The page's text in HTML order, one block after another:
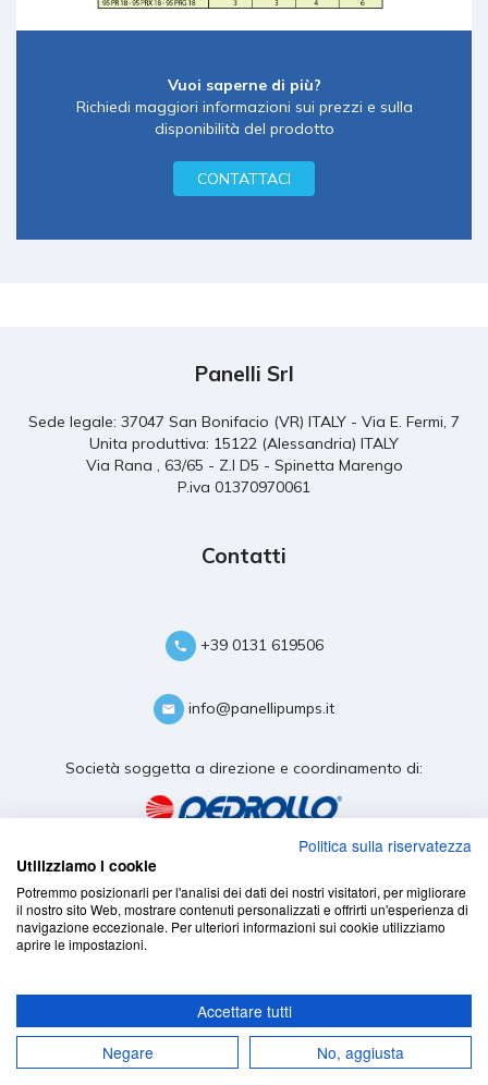
Vuoi saperne di più?
Richiedi maggiori informazioni sui prezzi e sulla
disponibilità del prodotto
CONTATTACI
Panelli Srl
Sede legale: 37047 San Bonifacio (VR) ITALY - Via E. Fermi, 7
Unita produttiva: 15122 (Alessandria) ITALY
Via Rana , 63/65 - Z.I D5 - Spinetta Marengo
P.iva 01370970061
Contatti
+39 0131 619506
info@panellipumps.it
Società soggetta a direzione e coordinamento di:
cookie policy privacy policy
Politica sulla riservatezza
Utilizziamo i cookie
Potremmo posizionarli per l'analisi dei dati dei nostri visitatori, per migliorare
il nostro sito Web, mostrare contenuti personalizzati e offrirti un'esperienza di
navigazione eccezionale. Per ulteriori informazioni sui cookie utilizziamo
aprire le impostazioni.
Accettare tutti
Negare
No, aggiusta